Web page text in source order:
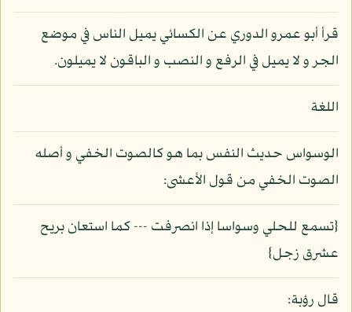
قرأ أبو عمرو الدوري عن الكسائي يميل الناس في موضع
الجر و لا يميل في الرفع و النصب و الباقون لا يميلون.
اللغة
الوسواس حديث النفس بما هو كالصوت الخفي و أصله
الصوت الخفي من قول الأعشى:
{تسمع للحلي وسواسا إذا انصرفت --- كما استعان بريح
عشرق زجل}
قال رؤبة: